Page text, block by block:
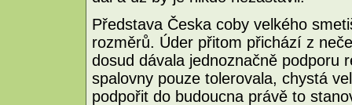
Představa Česka coby velkého
rozměrů. Úder přitom přichází z
dosud dávala jednoznačně podporu
spalovny pouze tolerovala, chystá
podpořit do budoucna právě to